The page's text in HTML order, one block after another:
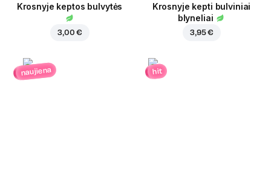
Krosnyje keptos bulvytės
3,00 €
Krosnyje kepti bulviniai
blyneliai
3,95 €
naujiena hit